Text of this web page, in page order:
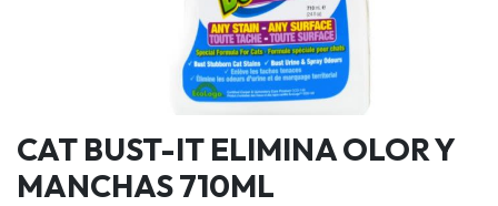
CAT BUST-IT ELIMINA OLOR Y
MANCHAS 710ML